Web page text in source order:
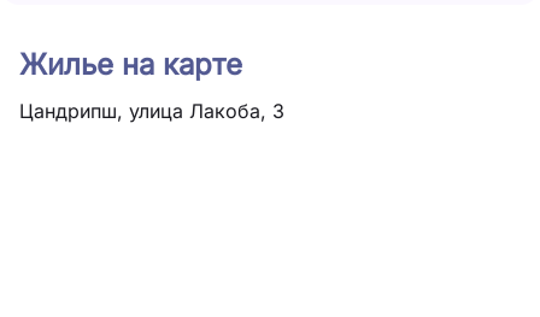
Жилье на карте
Цандрипш, улица Лакоба, 3